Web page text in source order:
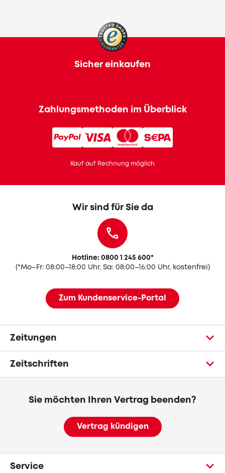
Zahlungsmethoden im Überblick
Kauf auf Rechnung möglich
Sicher einkaufen
Wir sind für Sie da
Hotline: 0800 1 245 600*
(*Mo–Fr: 08:00–18:00 Uhr, Sa: 08:00–16:00 Uhr, kostenfrei)
Zum Kundenservice-Portal
Zeitungen
Zeitschriften
Sie möchten Ihren Vertrag beenden?
Vertrag kündigen
Service